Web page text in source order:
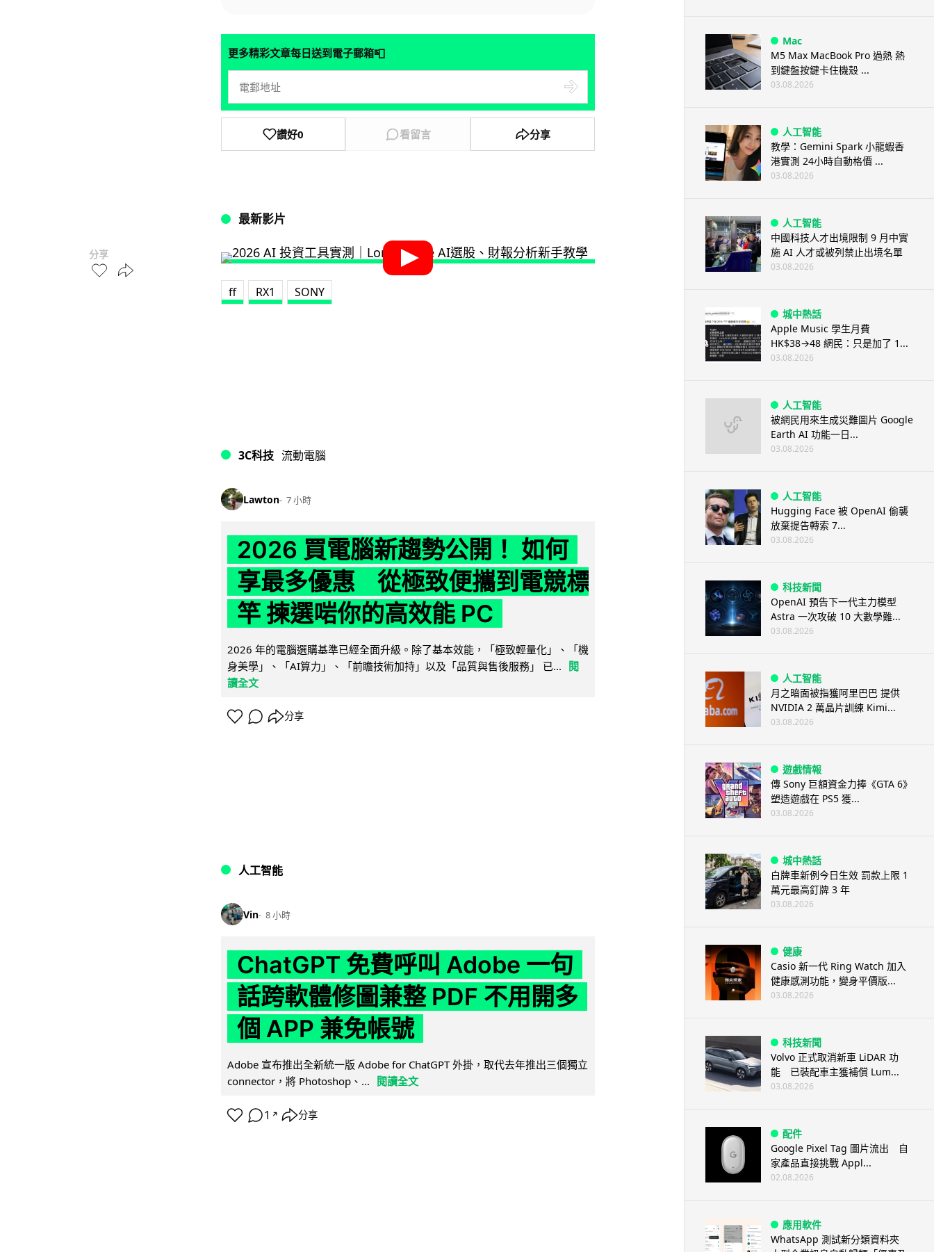
分享
更多精彩文章每日送到電子郵箱📮
讚好0 看留言 分享
最新影片
ff RX1 SONY
3C科技 流動電腦
Lawton 7 小時
2026 買電腦新趨勢公開！ 如何
享最多優惠 從極致便攜到電競標
竿 揀選啱你的高效能 PC
2026 年的電腦選購基準已經全面升級。除了基本效能，「極致輕量化」、「機
身美學」、「AI算力」、「前瞻技術加持」以及「品質與售後服務」 已...
閱
讀全文
分享
人工智能
Vin 8 小時
ChatGPT 免費呼叫 Adobe 一句
話跨軟體修圖兼整 PDF 不用開多
個 APP 兼免帳號
Adobe 宣布推出全新統一版 Adobe for ChatGPT 外掛，取代去年推出三個獨立
connector，將 Photoshop、...
閱讀全文
1 ↗ 分享
Mac
M5 Max MacBook Pro 過熱 熱
到鍵盤按鍵卡住機殼 ...
03.08.2026
人工智能
教學：Gemini Spark 小龍蝦香
港實測 24小時自動格價 ...
03.08.2026
人工智能
中國科技人才出境限制 9 月中實
施 AI 人才或被列禁止出境名單
03.08.2026
城中熱話
Apple Music 學生月費
HK$38→48 網民：只是加了 1...
03.08.2026
人工智能
被網民用來生成災難圖片 Google
Earth AI 功能一日...
03.08.2026
人工智能
Hugging Face 被 OpenAI 偷襲
放棄提告轉索 7...
03.08.2026
科技新聞
OpenAI 預告下一代主力模型
Astra 一次攻破 10 大數學難...
03.08.2026
人工智能
月之暗面被指獲阿里巴巴 提供
NVIDIA 2 萬晶片訓練 Kimi...
03.08.2026
遊戲情報
傳 Sony 巨額資金力捧《GTA 6》
塑造遊戲在 PS5 獲...
03.08.2026
城中熱話
白牌車新例今日生效 罰款上限 1
萬元最高釘牌 3 年
03.08.2026
健康
Casio 新一代 Ring Watch 加入
健康感測功能，變身平價版...
03.08.2026
科技新聞
Volvo 正式取消新車 LiDAR 功
能 已裝配車主獲補償 Lum...
03.08.2026
配件
Google Pixel Tag 圖片流出 自
家產品直接挑戰 Appl...
02.08.2026
應用軟件
WhatsApp 測試新分類資料夾